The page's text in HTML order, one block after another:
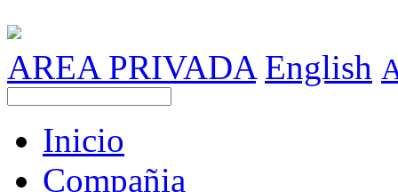
AREA PRIVADA English
Inicio
Compañia